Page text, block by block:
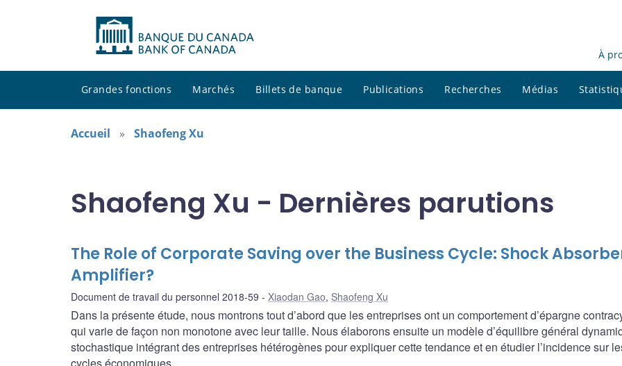
À
Grandes fonctions Marchés Billets de banque Publications Recherches Médias
Accueil Shaofeng Xu
Shaofeng Xu - Dernières parutions
The Role of Corporate Saving over the Business Cycle: Shock
Amplifier?
Document de travail du personnel 2018-59 Xiaodan Gao, Shaofeng Xu
Dans la présente étude, nous montrons tout d’abord que les entreprises ont un comportement d’épargne
qui varie de façon non monotone avec leur taille. Nous élaborons ensuite un modèle d’équilibre général
stochastique intégrant des entreprises hétérogènes pour expliquer cette tendance et en étudier l’incidence sur